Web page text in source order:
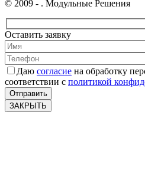
© 2009 - . Модульные Решения
Оставить заявку
Даю согласие на обработку
соответствии с политикой
ЗАКРЫТЬ